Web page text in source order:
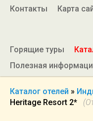
Контакты
Карта
Горящие туры
Полезная
Каталог отелей »
Heritage Resort 2*